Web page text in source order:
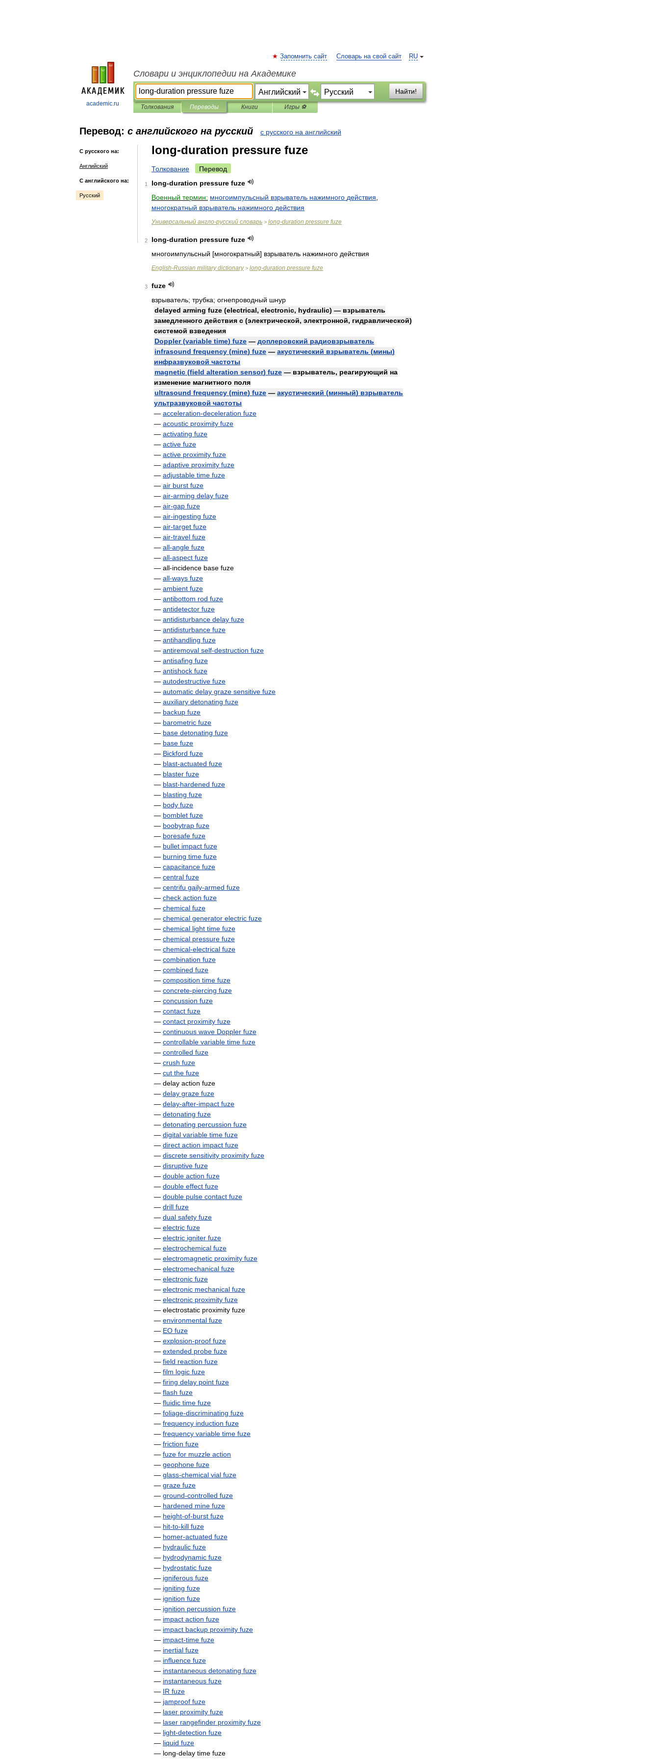
academic.ru
RU
Запомнить сайт Словарь на свой сайт
Словари и энциклопедии на Академике
Найти!
Толкования Переводы Книги Игры ⚽
Перевод: с английского на русский с русского на английский
С русского на:
Английский
С английского на:
Русский
long-duration pressure fuze
Толкование Перевод
1 long-duration pressure fuze
Военный термин: многоимпульсный взрыватель нажимного действия
многократный взрыватель нажимного действия
Универсальный англо-русский словарь > long-duration pressure fuze
2 long-duration pressure fuze
многоимпульсный [многократный] взрыватель нажимного действия
English-Russian military dictionary> long-duration pressure fuze
3
fuze
взрыватель; трубка; огнепроводный шнур
delayed arming fuze (electrical, electronic, hydraulic) — взрыватель
замедленного действия с (электрической, электронной, гидравлической)
системой взведения
Doppler(variable time) fuze — доплеровский радиовзрыватель
infrasound frequency (mine) fuze — акустический взрыватель (мины)
инфразвуковой частоты
magnetic (field alteration sensor) fuze — взрыватель, реагирующий на
изменение магнитного поля
ultrasound frequency (mine) fuze — акустический (минный) взрыватель
ультразвуковой частоты
— acceleration-deceleration fuze
— acoustic proximity fuze
— activating fuze
— active fuze
— active proximity fuze
— adaptive proximity fuze
— adjustable time fuze
— air burst fuze
— air-arming delay fuze
— air-gap fuze
— air-ingesting fuze
— air-target fuze
— air-travel fuze
— all-angle fuze
— all-aspect fuze
— all-incidence base fuze
— all-ways fuze
— ambient fuze
— antibottom rod fuze
— antidetector fuze
— antidisturbance delay fuze
— antidisturbance fuze
— antihandling fuze
— antiremoval self-destruction fuze
— antisafing fuze
— antishock fuze
— autodestructive fuze
— automatic delay graze sensitive fuze
— auxiliary detonating fuze
— backup fuze
— barometric fuze
— base detonating fuze
— base fuze
— Bickford fuze
— blast-actuated fuze
— blaster fuze
— blast-hardened fuze
— blasting fuze
— body fuze
— bomblet fuze
— boobytrap fuze
— boresafe fuze
— bullet impact fuze
— burning time fuze
— capacitance fuze
— central fuze
— centrifu gaily-armed fuze
— check action fuze
— chemical fuze
— chemical generator electric fuze
— chemical light time fuze
— chemical pressure fuze
— chemical-electrical fuze
— combination fuze
— combined fuze
— composition time fuze
— concrete-piercing fuze
— concussion fuze
— contact fuze
— contact proximity fuze
— continuous wave Doppler fuze
— controllable variable time fuze
— controlled fuze
— crush fuze
— cut the fuze
— delay action fuze
— delay graze fuze
— delay-after-impact fuze
— detonating fuze
— detonating percussion fuze
— digital variable time fuze
— direct action impact fuze
— discrete sensitivity proximity fuze
— disruptive fuze
— double action fuze
— double effect fuze
— double pulse contact fuze
— drill fuze
— dual safety fuze
— electric fuze
— electric igniter fuze
— electrochemical fuze
— electromagnetic proximity fuze
— electromechanical fuze
— electronic fuze
— electronic mechanical fuze
— electronic proximity fuze
— electrostatic proximity fuze
— environmental fuze
— EO fuze
— explosion-proof fuze
— extended probe fuze
— field reaction fuze
— film logic fuze
— firing delay point fuze
— flash fuze
— fluidic time fuze
— foliage-discriminating fuze
— frequency induction fuze
— frequency variable time fuze
— friction fuze
— fuze for muzzle action
— geophone fuze
— glass-chemical vial fuze
— graze fuze
— ground-controlled fuze
— hardened mine fuze
— height-of-burst fuze
— hit-to-kill fuze
— homer-actuated fuze
— hydraulic fuze
— hydrodynamic fuze
— hydrostatic fuze
— igniferous fuze
— igniting fuze
— ignition fuze
— ignition percussion fuze
— impact action fuze
— impact backup proximity fuze
— impact-time fuze
— inertial fuze
— influence fuze
— instantaneous detonating fuze
— instantaneous fuze
— IR fuze
— jamproof fuze
— laser proximity fuze
— laser rangefinder proximity fuze
— light-detection fuze
— liquid fuze
— long-delay time fuze